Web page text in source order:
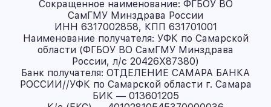
Сокращенное наименование: ФГБОУ ВО
СамГМУ Минздрава России
ИНН 6317002858, КПП 631701001
Наименование получателя: УФК по Самарской
области (ФГБОУ ВО СамГМУ Минздрава
России, л/с 20426X87380)
Банк получателя: ОТДЕЛЕНИЕ САМАРА БАНКА
РОССИИ//УФК по Самарской области г. Самара
БИК — 013601205